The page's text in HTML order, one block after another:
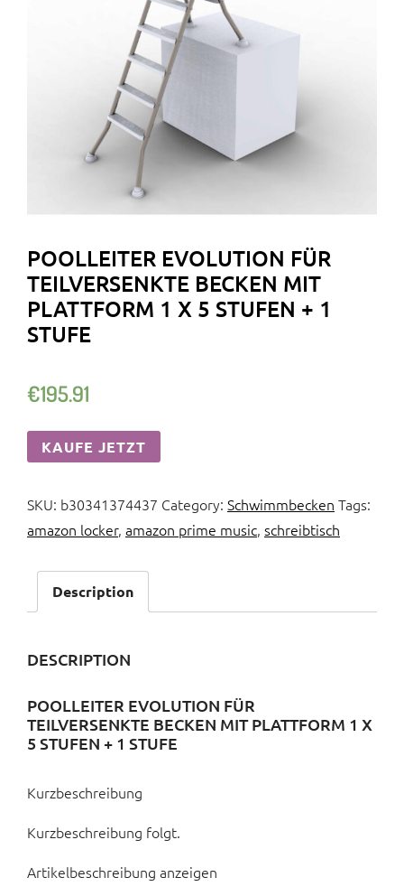
POOLLEITER EVOLUTION FÜR
TEILVERSENKTE BECKEN MIT
PLATTFORM 1 X 5 STUFEN + 1
STUFE
€195.91
KAUFE JETZT
SKU: b30341374437 Category: Schwimmbecken Tags:
amazon locker, amazon prime music, schreibtisch
Description
DESCRIPTION
POOLLEITER EVOLUTION FÜR
TEILVERSENKTE BECKEN MIT PLATTFORM 1 X
5 STUFEN + 1 STUFE
Kurzbeschreibung
Kurzbeschreibung folgt.
Artikelbeschreibung anzeigen